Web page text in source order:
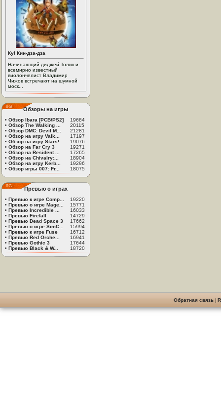
Ку! Кин-дза-дза
Начинающий диджей Толик и
всемирно известный
виолончелист Владимир
Чижов встречают на шумной
моск...
Обзоры на игры
• Обзор Ibara [PCB/PS2]
19684
• Обзор The Walking ...
20115
• Обзор DMC: Devil M...
21281
• Обзор на игру Valk...
17197
• Обзор на игру Stars!
19076
• Обзор на Far Cry 3
19271
• Обзор на Resident ...
17265
• Обзор на Chivalry:...
18904
• Обзор на игру Kerb...
19296
• Обзор игры 007: Fr... 18075
Превью о играх
• Превью к игре Comp...
19220
• Превью о игре Mage...
15771
• Превью Incredible ...
16033
• Превью Firefall
14729
• Превью Dead Space 3
17662
• Превью о игре SimC...
15994
• Превью к игре Fuse
16712
• Превью Red Orche...
16941
• Превью Gothic 3
17644
• Превью Black & W... 18720
Обратная связь